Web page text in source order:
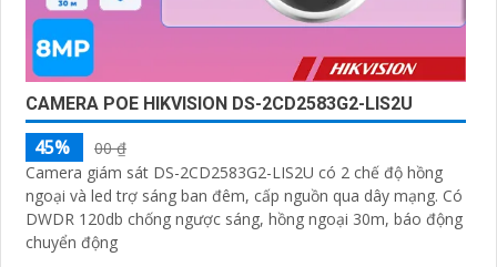
CAMERA POE HIKVISION DS-2CD2583G2-LIS2U
45%
00 ₫
Camera giám sát DS-2CD2583G2-LIS2U có 2 chế độ hồng
ngoại và led trợ sáng ban đêm, cấp nguồn qua dây mạng. Có
DWDR 120db chống ngược sáng, hồng ngoại 30m, báo động
chuyển động